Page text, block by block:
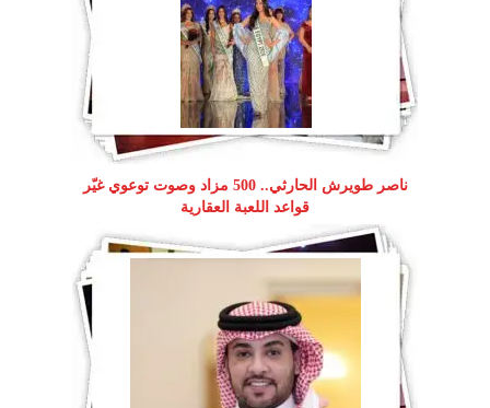
ناصر طويرش الحارثي.. 500 مزاد وصوت توعوي غيّر
قواعد اللعبة العقارية